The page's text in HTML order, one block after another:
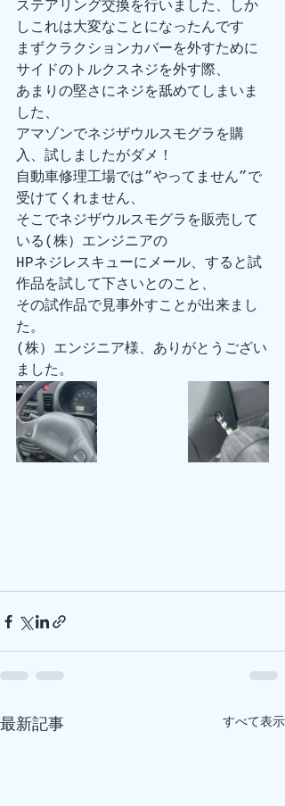
ステアリング交換を行いました、しか
しこれは大変なことになったんです
まずクラクションカバーを外すために
サイドのトルクスネジを外す際、
あまりの堅さにネジを舐めてしまいま
した、
アマゾンでネジザウルスモグラを購
入、試しましたがダメ！
自動車修理工場では”やってません”で
受けてくれません、
そこでネジザウルスモグラを販売して
いる(株）エンジニアの
HPネジレスキューにメール、すると試
作品を試して下さいとのこと、
その試作品で見事外すことが出来まし
た。
(株）エンジニア様、ありがとうござい
ました。
最新記事 すべて表示